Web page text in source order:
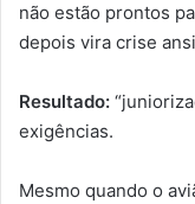
não estão prontos
depois vira crise
Resultado:
exigências.
Mesmo quando o